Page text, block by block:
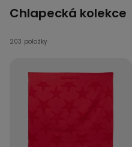
Chlapecká kolekce
203 položky